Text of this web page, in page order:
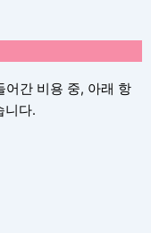
어간 비용 중, 아래 항
니다.